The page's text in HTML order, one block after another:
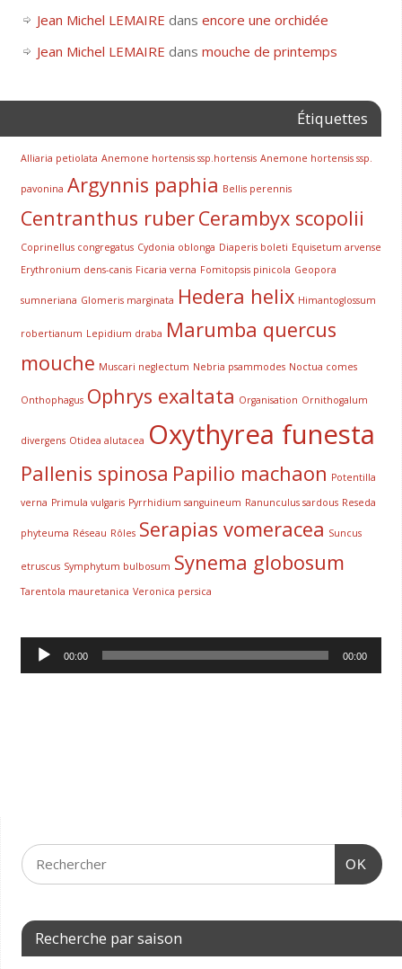
Jean Michel LEMAIRE dans encore une orchidée
Jean Michel LEMAIRE dans mouche de printemps
Étiquettes
Alliaria petiolata Anemone hortensis ssp.hortensis Anemone hortensis ssp.
pavonina Argynnis paphia Bellis perennis
Centranthus ruberCerambyx scopolii
Coprinellus congregatus Cydonia oblonga Diaperis boleti Equisetum arvense
Erythronium dens-canis Ficaria verna Fomitopsis pinicola Geopora
sumneriana Glomeris marginata Hedera helix Himantoglossum
robertianum Lepidium draba Marumba quercus
mouche Muscari neglectum Nebria psammodes Noctua comes
Onthophagus Ophrys exaltata Organisation Ornithogalum
divergens Otidea alutacea Oxythyrea funesta
Pallenis spinosa Papilio machaon Potentilla
verna Primula vulgaris Pyrrhidium sanguineum Ranunculus sardous Reseda
phyteuma Réseau Rôles Serapias vomeracea Suncus
etruscus Symphytum bulbosum Synema globosum
Tarentola mauretanica Veronica persica
Lecteur
audio
00:00 00:00
OK
Recherche par saison